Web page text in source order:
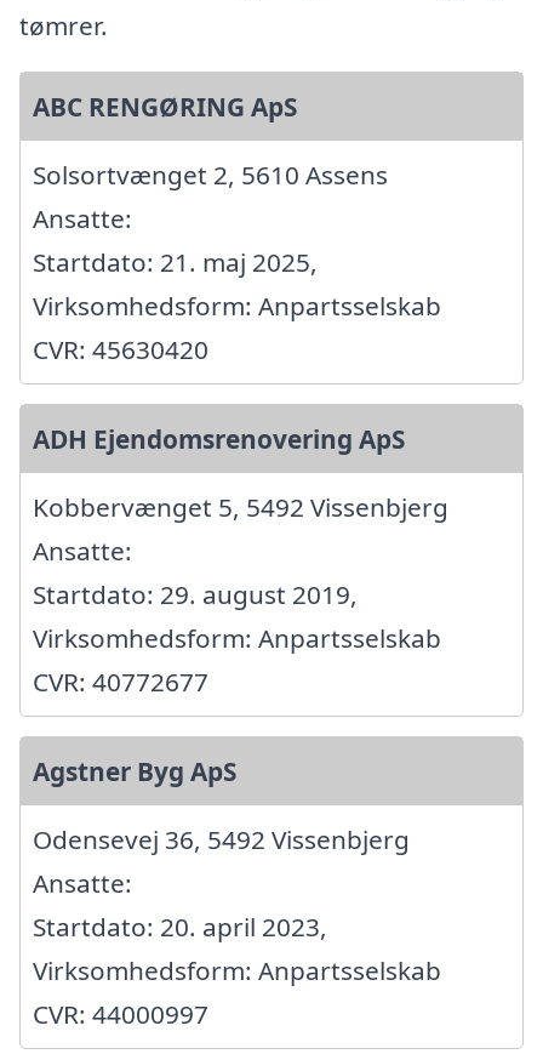
tømrer.
ABC RENGØRING ApS
Solsortvænget 2, 5610 Assens
Ansatte:
Startdato: 21. maj 2025,
Virksomhedsform: Anpartsselskab
CVR: 45630420
ADH Ejendomsrenovering ApS
Kobbervænget 5, 5492 Vissenbjerg
Ansatte:
Startdato: 29. august 2019,
Virksomhedsform: Anpartsselskab
CVR: 40772677
Agstner Byg ApS
Odensevej 36, 5492 Vissenbjerg
Ansatte:
Startdato: 20. april 2023,
Virksomhedsform: Anpartsselskab
CVR: 44000997